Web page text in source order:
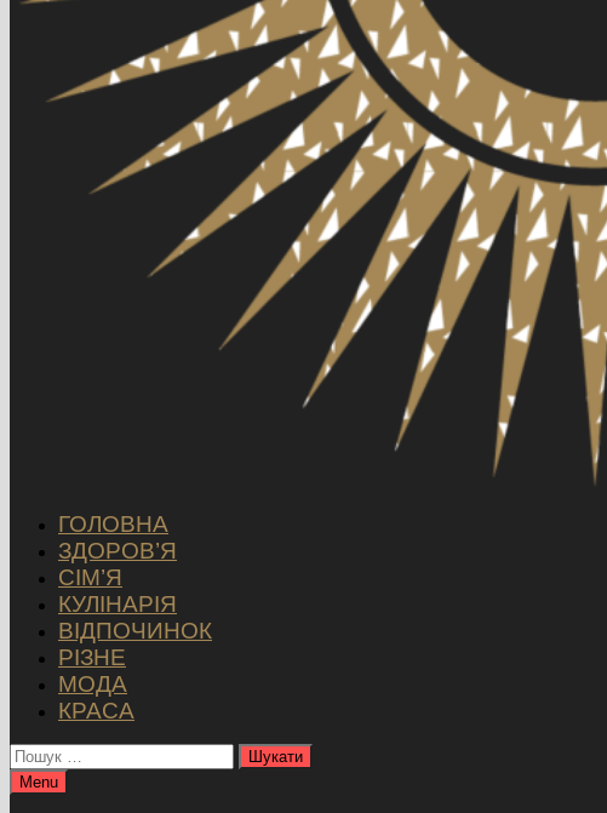
ГОЛОВНА
ЗДОРОВ’Я
СІМ’Я
КУЛІНАРІЯ
ВІДПОЧИНОК
РІЗНЕ
МОДА
КРАСА
Пошук:
Menu